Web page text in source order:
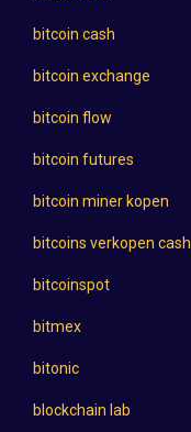
bitcoin cash
bitcoin exchange
bitcoin flow
bitcoin futures
bitcoin miner kopen
bitcoins verkopen cash
bitcoinspot
bitmex
bitonic
blockchain lab